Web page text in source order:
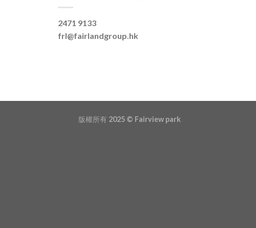
2471 9133
frl@fairlandgroup.hk
版權所有 2025 © Fairview park